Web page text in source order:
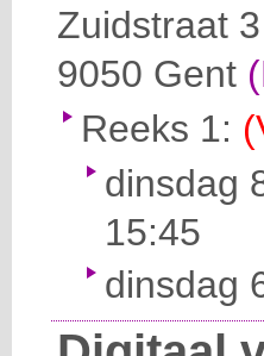
Zuidstraat 3
9050 Gent
Reeks 1:
dinsdag
15:45
dinsdag